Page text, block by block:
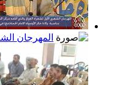
المهرجان